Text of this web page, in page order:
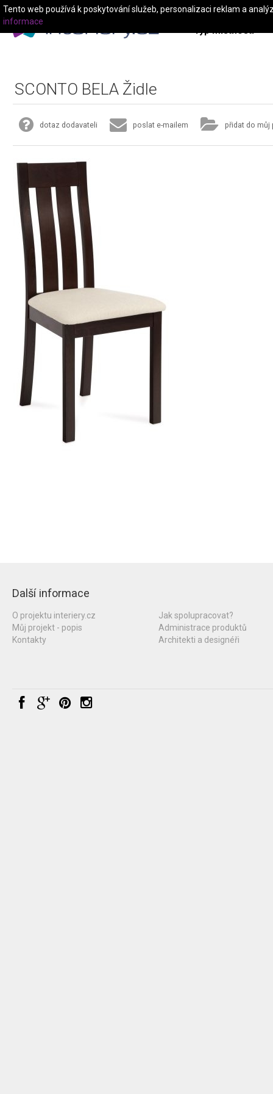
Typ místnosti
SCONTO BELA Židle
dotaz dodavateli poslat e-mailem přidat do můj
Další informace
O projektu interiery.cz
Můj projekt - popis
Kontakty
Jak spolupracovat?
Administrace produktů
Architekti a designéři
Tento web používá k poskytování služeb, personalizaci reklam a
informace